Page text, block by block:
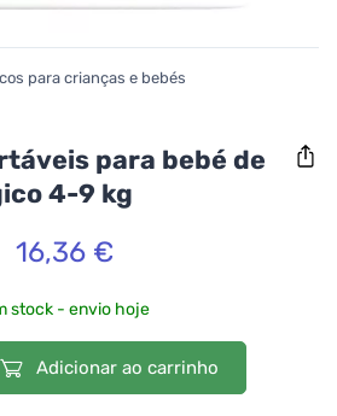
para crianças e bebés
para bebé de
4-9 kg
16,36 €
stock - envio hoje
Adicionar ao carrinho